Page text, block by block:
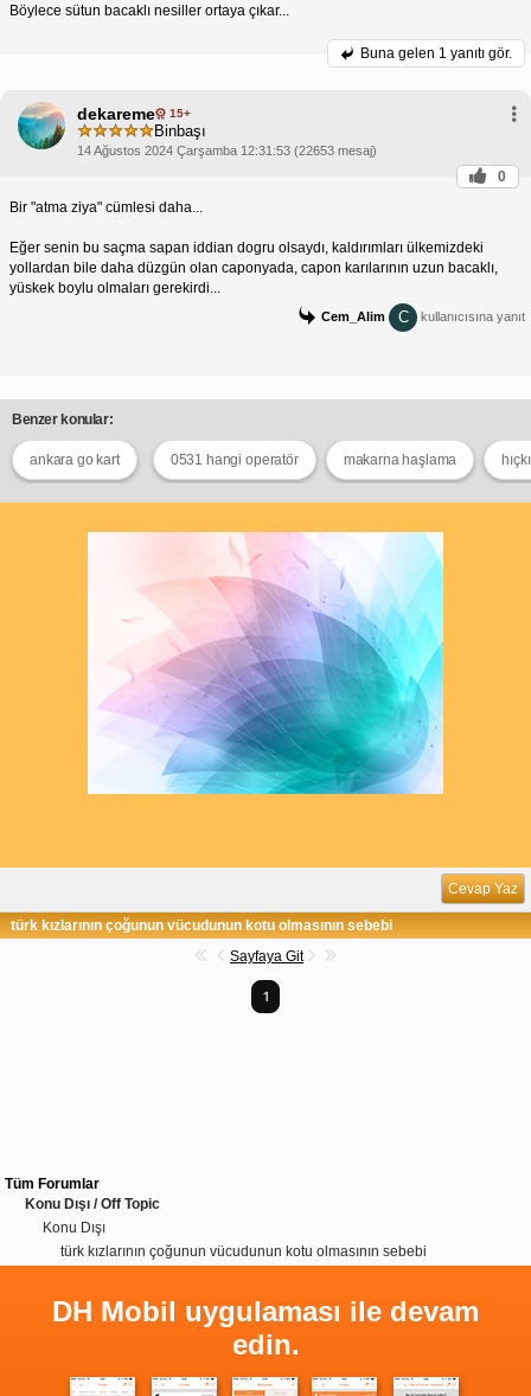
Böylece sütun bacaklı nesiller ortaya çıkar...
Buna gelen 1 yanıtı gör.
dekareme 15+
Binbaşı
14 Ağustos 2024 Çarşamba 12:31:53 (22653 mesaj)
0
Bir "atma ziya" cümlesi daha...
Eğer senin bu saçma sapan iddian dogru olsaydı, kaldırımları ülkemizdeki
yollardan bile daha düzgün olan caponyada, capon karılarının uzun bacaklı,
yüskek boylu olmaları gerekirdi...
Cem_Alim C kullanıcısına yanıt
Benzer konular:
ankara go kart 0531 hangi operatör makarna haşlama
Cevap Yaz
türk kızlarının çoğunun vücudunun kotu olmasının sebebi
Sayfaya Git
1
Tüm Forumlar
Konu Dışı / Off Topic
Konu Dışı
türk kızlarının çoğunun vücudunun kotu olmasının sebebi
DH Mobil uygulaması ile devam
edin.